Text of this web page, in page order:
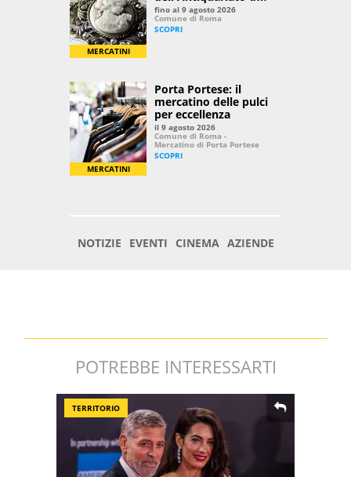
POTREBBE INTERESSARTI
TERRITORIO